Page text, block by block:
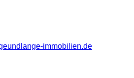
immobilien.de